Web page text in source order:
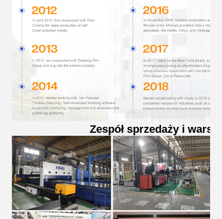
Zespół sprzedaży i